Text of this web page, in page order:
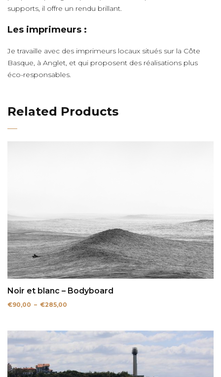
supports, il offre un rendu brillant.
Les imprimeurs :
Je travaille avec des imprimeurs locaux situés sur la Côte
Basque, à Anglet, et qui proposent des réalisations plus
éco-responsables.
Related Products
Noir et blanc – Bodyboard
€90,00 – €285,00
à
€285,00